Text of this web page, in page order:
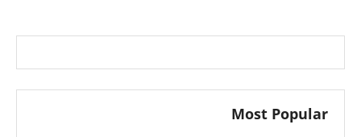
Most Popular